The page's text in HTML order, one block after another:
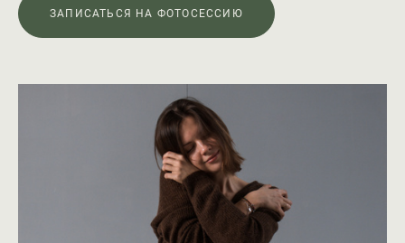
ЗАПИСАТЬСЯ НА ФОТОСЕССИЮ